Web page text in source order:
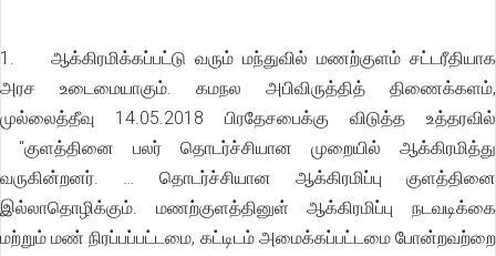
1. ஆக்கிரமிக்கப்பட்டு வரும் மந்துவில் மணற்குளம் சட்டரீதியாக
அரச உடைமையாகும். கமநல அபிவிருத்தித் திணைக்களம்,
முல்லைத்தீவு 14.05.2018 பிரதேசபைக்கு விடுத்த உத்தரவில்
"குளத்தினை பலர் தொடர்ச்சியான முறையில் ஆக்கிரமித்து
வருகின்றனர். … தொடர்ச்சியான ஆக்கிரமிப்பு குளத்தினை
இல்லாதொழிக்கும். மணற்குளத்தினுள் ஆக்கிரமிப்பு நடவடிக்கை
மற்றும் மண் நிரப்பப்பட்டமை, கட்டிடம் அமைக்கப்பட்டமை போன்றவற்றை